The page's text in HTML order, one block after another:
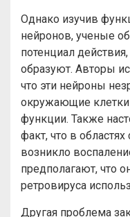
Однако изучив
нейронов, ученые
потенциал
образуют. Авторы
что эти нейроны
окружающие
функции. Также
факт, что в
возникло
предполагают, что
ретровируса
Другая проблема